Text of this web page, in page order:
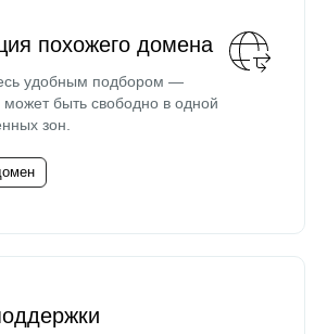
похожего домена
удобным подбором —
быть свободно в одной
зон.